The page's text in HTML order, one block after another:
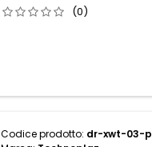
(0)
Codice prodotto: dr-xwt-03-p